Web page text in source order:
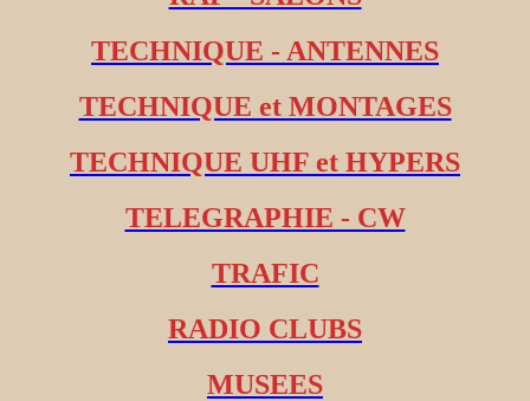
TECHNIQUE - ANTENNES
TECHNIQUE et MONTAGES
TECHNIQUE UHF et HYPERS
TELEGRAPHIE - CW
TRAFIC
RADIO CLUBS
MUSEES